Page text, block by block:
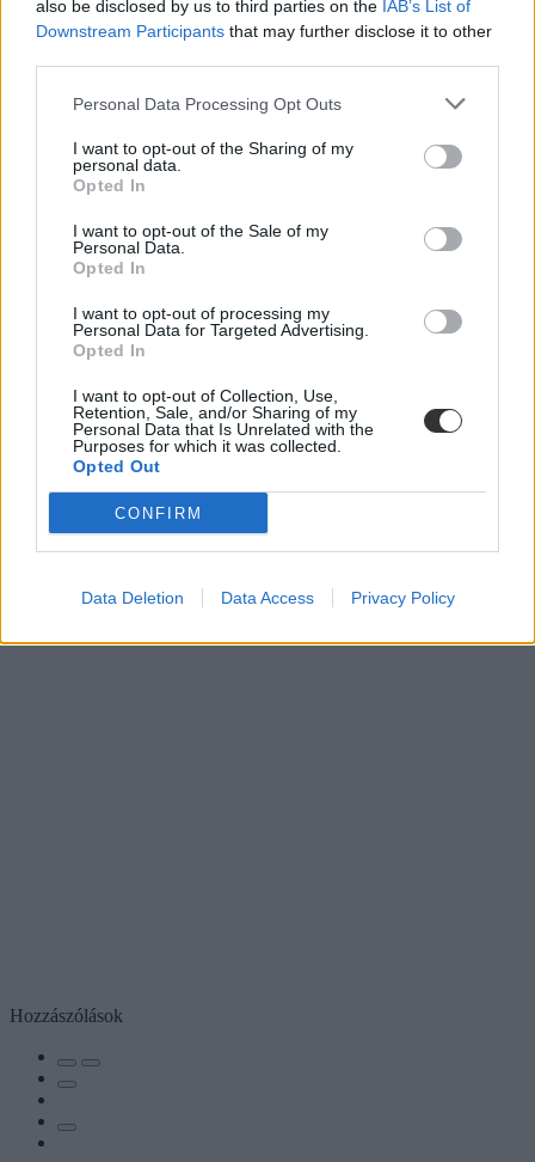
also be disclosed by us to third parties on the IAB’s List of
Downstream Participants that may further disclose it to other
Personal Data Processing Opt Outs
I want to opt-out of the Sharing of my
personal data.
Opted In
I want to opt-out of the Sale of my
Personal Data.
Opted In
I want to opt-out of processing my
Personal Data for Targeted Advertising.
Opted In
I want to opt-out of Collection, Use,
Retention, Sale, and/or Sharing of my
Personal Data that Is Unrelated with the
Purposes for which it was collected.
Opted Out
CONFIRM
Data Deletion Data Access Privacy Policy
Hozzászólások